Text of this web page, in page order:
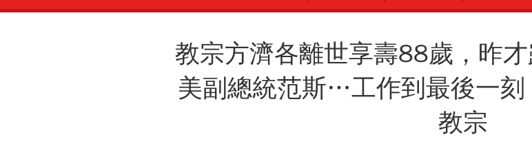
教宗方濟各離世享壽88歲，昨
美副總統范斯…工作到最後一刻
教宗